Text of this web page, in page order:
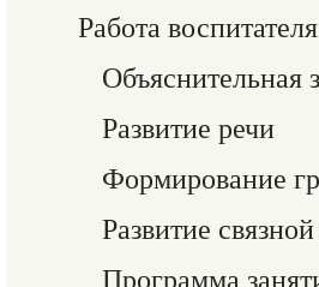
Работа воспитателя
Объяснительная
Развитие речи
Формирование
Развитие
Программа